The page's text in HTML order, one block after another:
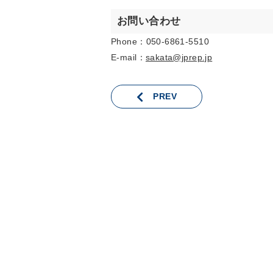
お問い合わせ
Phone：050-6861-5510
E-mail： sakata@jprep.jp
PREV